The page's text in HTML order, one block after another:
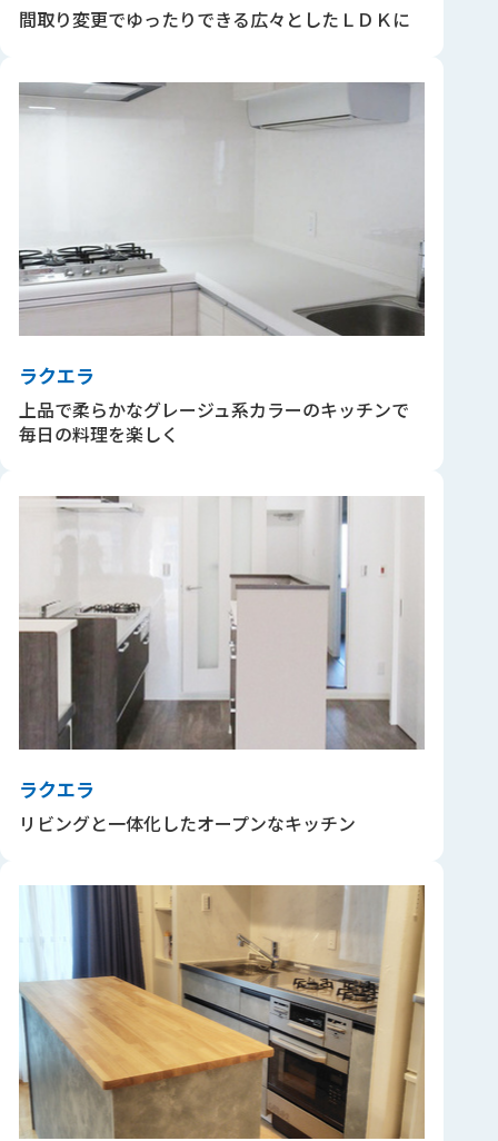
間取り変更でゆったりできる広々としたＬＤＫに
ラクエラ
上品で柔らかなグレージュ系カラーのキッチンで
毎日の料理を楽しく
ラクエラ
リビングと一体化したオープンなキッチン